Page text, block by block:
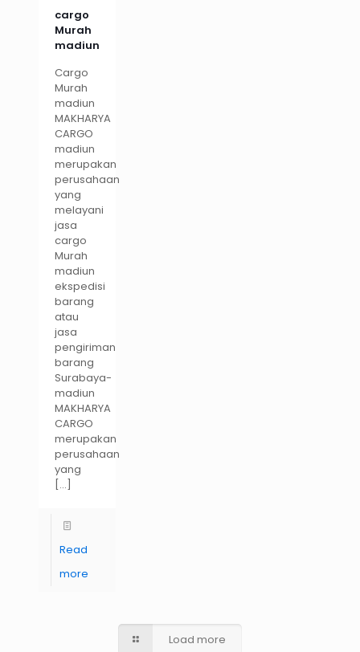
cargo
Murah
madiun
Cargo
Murah
madiun
MAKHARYA
CARGO
madiun
merupakan
perusahaan
yang
melayani
jasa
cargo
Murah
madiun
ekspedisi
barang
atau
jasa
pengiriman
barang
Surabaya-
madiun
MAKHARYA
CARGO
merupakan
perusahaan
yang
[…]
Read
more
Load more